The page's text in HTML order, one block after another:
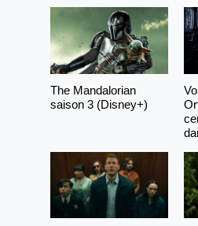
The Mandalorian
saison 3 (Disney+)